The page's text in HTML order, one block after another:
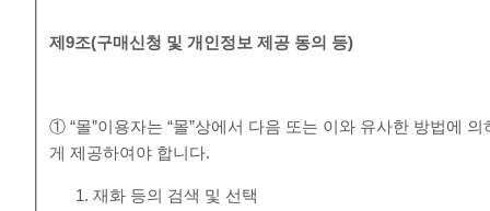
제9조(구매신청 및 개인정보 제공 동의 등)
① “몰”이용자는 “몰”상에서 다음 또는 이와 유사한 방법에
게 제공하여야 합니다.
재화 등의 검색 및 선택